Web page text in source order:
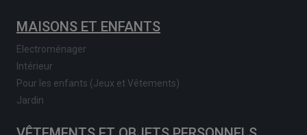
MAISONS ET ENFANTS
Electroménager
Intérieur
Pour les enfants (Jeux et Vêtements)
Jardin